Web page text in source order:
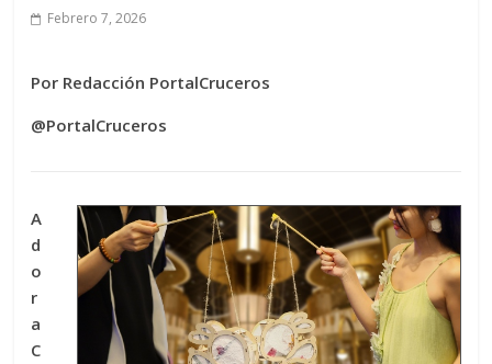
Febrero 7, 2026
Por Redacción PortalCruceros
@PortalCruceros
A
d
o
r
a
C